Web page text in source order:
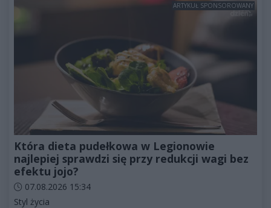
ARTYKUŁ SPONSOROWANY
Która dieta pudełkowa w Legionowie
najlepiej sprawdzi się przy redukcji wagi bez
efektu jojo?
Data dodania artykułu:
07.08.2026 15:34
Kategorie artykułu:
Styl życia